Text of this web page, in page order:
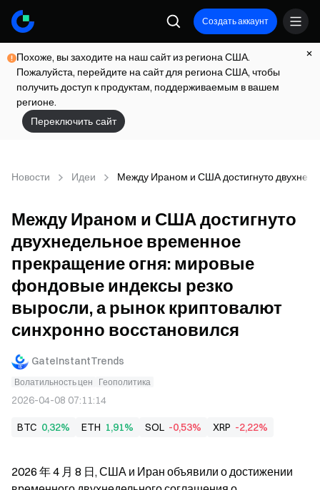
Создать аккаунт
Похоже, вы заходите на наш сайт из региона США.
Пожалуйста, перейдите на сайт для региона США, чтобы
получить доступ к продуктам, поддерживаемым в вашем
регионе.
Переключить сайт
Новости Идеи Между Ираном и США достигнуто
Между Ираном и США достигнуто
двухнедельное временное
прекращение огня: мировые
фондовые индексы резко
выросли, а рынок криптовалют
синхронно восстановился
GateInstantTrends
Волатильность цен Геополитика
2026-04-08 07:11:14
BTC 0,32% ETH 1,91% SOL -0,53% XRP -2,22%
2026 年 4 月 8 日, США и Иран объявили о достижении